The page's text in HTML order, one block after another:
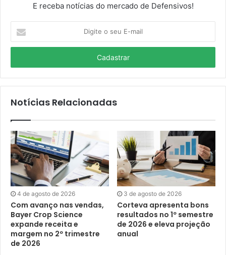
E receba notícias do mercado de Defensivos!
seu
mail
Notícias Relacionadas
4 de agosto de 2026
Com avanço nas vendas,
Bayer Crop Science
expande receita e
margem no 2º trimestre
de 2026
3 de agosto de 2026
Corteva apresenta bons
resultados no 1º semestre
de 2026 e eleva projeção
anual